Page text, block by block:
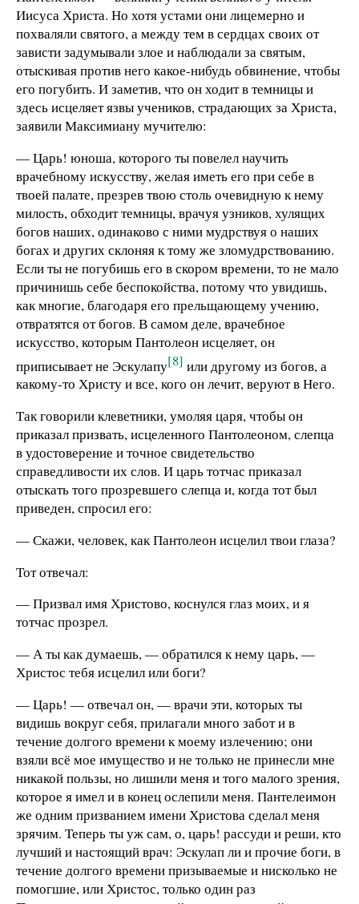
Иисуса Христа. Но хотя устами они лицемерно и
похваляли святого, а между тем в сердцах своих от
зависти задумывали злое и наблюдали за святым,
отыскивая против него какое-нибудь обвинение, чтобы
его погубить. И заметив, что он ходит в темницы и
здесь исцеляет язвы учеников, страдающих за Христа,
заявили Максимиану мучителю:
— Царь! юноша, которого ты повелел научить
врачебному искусству, желая иметь его при себе в
твоей палате, презрев твою столь очевидную к нему
милость, обходит темницы, врачуя узников, хулящих
богов наших, одинаково с ними мудрствуя о наших
богах и других склоняя к тому же зломудрствованию.
Если ты не погубишь его в скором времени, то не мало
причинишь себе беспокойства, потому что увидишь,
как многие, благодаря его прельщающему учению,
отвратятся от богов. В самом деле, врачебное
искусство, которым Пантолеон исцеляет, он
приписывает не Эскулапу[8] или другому из богов, а
какому-то Христу и все, кого он лечит, веруют в Него.
Так говорили клеветники, умоляя царя, чтобы он
приказал призвать, исцеленного Пантолеоном, слепца
в удостоверение и точное свидетельство
справедливости их слов. И царь тотчас приказал
отыскать того прозревшего слепца и, когда тот был
приведен, спросил его:
— Скажи, человек, как Пантолеон исцелил твои глаза?
Тот отвечал:
— Призвал имя Христово, коснулся глаз моих, и я
тотчас прозрел.
— А ты как думаешь, — обратился к нему царь, —
Христос тебя исцелил или боги?
— Царь! — отвечал он, — врачи эти, которых ты
видишь вокруг себя, прилагали много забот и в
течение долгого времени к моему излечению; они
взяли всё мое имущество и не только не принесли мне
никакой пользы, но лишили меня и того малого зрения,
которое я имел и в конец ослепили меня. Пантелеимон
же одним призванием имени Христова сделал меня
зрячим. Теперь ты уж сам, о, царь! рассуди и реши, кто
лучший и настоящий врач: Эскулап ли и прочие боги, в
течение долгого времени призываемые и нисколько не
помогшие, или Христос, только один раз